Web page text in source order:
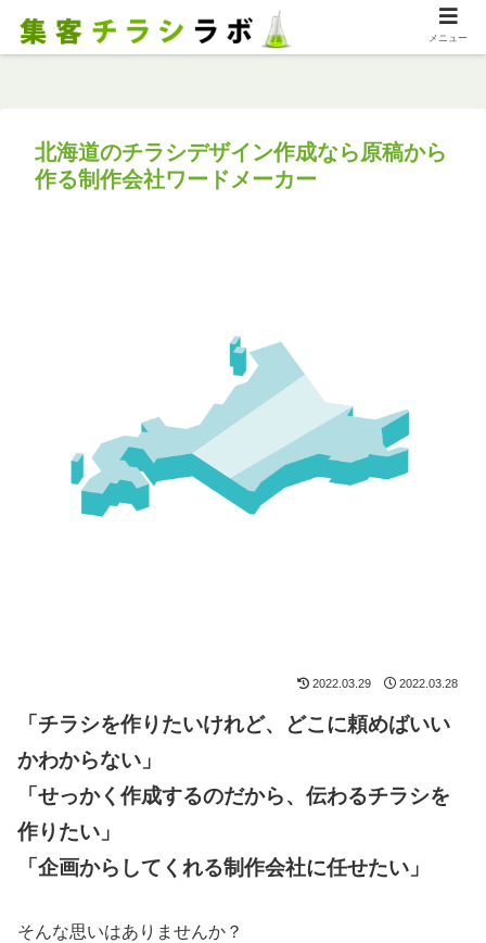
北海道のチラシデザイン作成なら原稿から
作る制作会社ワードメーカー
2022.03.29 2022.03.28
「チラシを作りたいけれど、どこに頼めばいい
かわからない 」
「せっかく作成するのだから、伝わるチラシを
作りたい」
「企画からしてくれる制作会社に任せたい」
そんな思いはありませんか？
メニュー